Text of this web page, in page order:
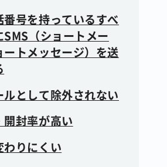
番号を持っているすべ
SMS（ショートメー
ートメッセージ）を送
ルとして除外されない
開封率が高い
わりにくい